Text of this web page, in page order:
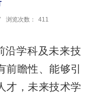
浏览次数： 411
沿学科及未来技
瞻性、能够引
才，未来技术学